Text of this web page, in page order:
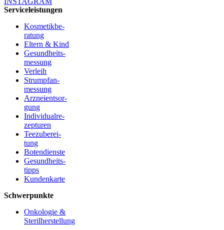
Ser­vice­leis­tun­gen
Kos­me­tik­be­
ra­tung
Eltern & Kind
Gesund­heits­
mes­sung
Ver­leih
Strumpfan­
mes­sung
Arz­nei­ent­sor­
gung
Indi­vi­du­al­re­
zep­tu­ren
Tee­zu­be­rei­
tung
Boten­diens­te
Gesund­heits­
tipps
Kun­den­kar­te
Schwer­punk­te
Onkologie &
Sterilherstellung